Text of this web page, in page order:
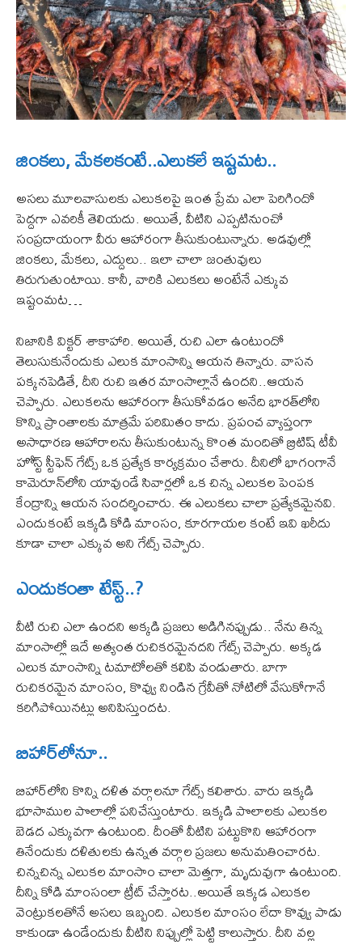
జింకలు, మేకలకంటే..ఎలుకలే ఇష్టమట..
అసలు మూలవాసులకు ఎలుకలపై ఇంత ప్రేమ ఎలా పెరిగిందో
పెద్దగా ఎవరికీ తెలియదు. అయితే, వీటిని ఎప్పటినుంచో
సంప్రదాయంగా వీరు ఆహారంగా తీసుకుంటున్నారు. అడవుల్లో
జింకలు, మేకలు, ఎద్దులు.. ఇలా చాలా జంతువులు
తిరుగుతుంటాయి. కానీ, వారికి ఎలుకలు అంటేనే ఎక్కువ
ఇష్టంమట…
నిజానికి విక్టర్ శాకాహారి. అయితే, రుచి ఎలా ఉంటుందో
తెలుసుకునేందుకు ఎలుక మాంసాన్ని ఆయన తిన్నారు. వాసన
పక్కనపెడితే, దీని రుచి ఇతర మాంసాల్లానే ఉందని..ఆయన
చెప్పారు. ఎలుకలను ఆహారంగా తీసుకోవడం అనేది భారత్‌లోని
కొన్ని ప్రాంతాలకు మాత్రమే పరిమితం కాదు. ప్రపంచ వ్యాప్తంగా
అసాధారణ ఆహారాలను తీసుకుంటున్న కొంత మందితో బ్రిటిష్ టీవీ
హోస్ట్ స్టీఫెన్ గేట్స్ ఒక ప్రత్యేక కార్యక్రమం చేశారు. దీనిలో భాగంగానే
కామెరూన్‌లోని యావుండే సివార్లలో ఒక చిన్న ఎలుకల పెంపక
కేంద్రాన్ని ఆయన సందర్శించారు. ఈ ఎలుకలు చాలా ప్రత్యేకమైనవి.
ఎందుకంటే ఇక్కడి కోడి మాంసం, కూరగాయల కంటే ఇవి ఖరీదు
కూడా చాలా ఎక్కువ అని గేట్స్ చెప్పారు.
ఎందుకంతా టేస్ట్..?
వీటి రుచి ఎలా ఉందని అక్కడి ప్రజలు అడిగినప్పుడు.. నేను తిన్న
మాంసాల్లో ఇదే అత్యంత రుచికరమైనదని గేట్స్ చెప్పారు. అక్కడ
ఎలుక మాంసాన్ని టమాటోలతో కలిపి వండుతారు. బాగా
రుచికరమైన మాంసం, కొవ్వు నిండిన గ్రేవీతో నోటిలో వేసుకోగానే
కరిగిపోయినట్లు అనిపిస్తుందట.
బిహార్‌లోనూ..
బిహార్‌లోని కొన్ని దళిత వర్గాలనూ గేట్స్ కలిశారు. వారు ఇక్కడి
భూసాముల పొలాల్లో పనిచేస్తుంటారు. ఇక్కడి పొలాలకు ఎలుకల
బెడద ఎక్కువగా ఉంటుంది. దీంతో వీటిని పట్టుకొని ఆహారంగా
తినేందుకు దళితులకు ఉన్నత వర్గాల ప్రజలు అనుమతించారట.
చిన్నచిన్న ఎలుకల మాంసాం చాలా మెత్తగా, మృదువుగా ఉంటుంది.
దీన్ని కోడి మాంసంలా ట్రీట్‌ చేస్తారట..అయితే ఇక్కడ ఎలుకల
వెంట్రుకలతోనే అసలు ఇబ్బంది. ఎలుకల మాంసం లేదా కొవ్వు పాడు
కాకుండా ఉండేందుకు వీటిని నిప్పుల్లో పెట్టి కాలుస్తారు. దీని వల్ల